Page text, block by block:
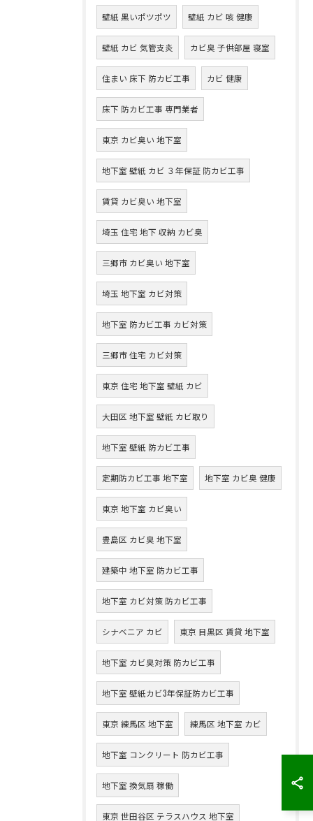
壁紙 黒いポツポツ 壁紙 カビ 咳 健康
壁紙 カビ 気管支炎 カビ臭 子供部屋 寝室
住まい 床下 防カビ工事 カビ 健康
床下 防カビ工事 専門業者
東京 カビ臭い 地下室
地下室 壁紙 カビ ３年保証 防カビ工事
賃貸 カビ臭い 地下室
埼玉 住宅 地下 収納 カビ臭
三郷市 カビ臭い 地下室
埼玉 地下室 カビ対策
地下室 防カビ工事 カビ対策
三郷市 住宅 カビ対策
東京 住宅 地下室 壁紙 カビ
大田区 地下室 壁紙 カビ取り
地下室 壁紙 防カビ工事
定期防カビ工事 地下室 地下室 カビ臭 健康
東京 地下室 カビ臭い
豊島区 カビ臭 地下室
建築中 地下室 防カビ工事
地下室 カビ対策 防カビ工事
シナベニア カビ 東京 目黒区 賃貸 地下室
地下室 カビ臭対策 防カビ工事
地下室 壁紙カビ3年保証防カビ工事
東京 練馬区 地下室 練馬区 地下室 カビ
地下室 コンクリート 防カビ工事
地下室 換気扇 稼働
東京 世田谷区 テラスハウス 地下室